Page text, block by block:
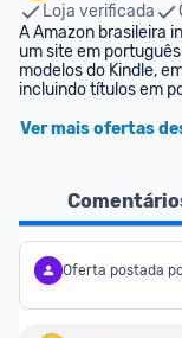
Loja verificada
A Amazon brasileira
um site em
modelos do Kindle,
incluindo títulos em
Ver mais ofertas
Oferta postada